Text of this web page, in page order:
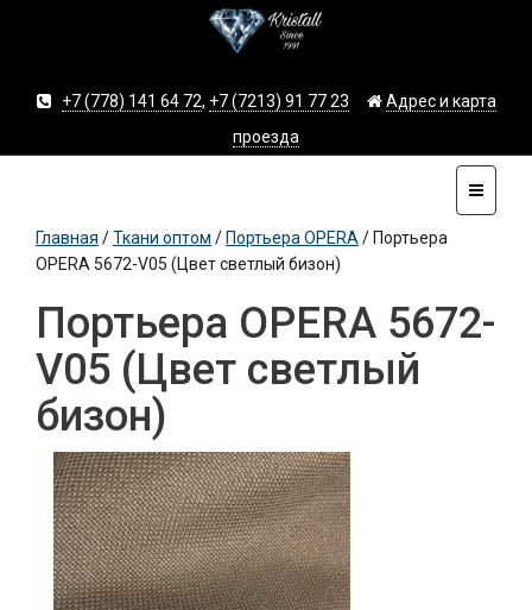
+7 (778) 141 64 72, +7 (7213) 91 77 23
Адрес и карта
проезда
Главная /Ткани оптом / Портьера OPERA / Портьера
OPERA 5672-V05 (Цвет светлый бизон)
Портьера OPERA 5672-
V05 (Цвет светлый
бизон)